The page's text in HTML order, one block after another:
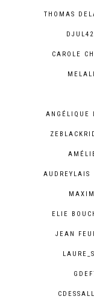
THOMAS
DJUL42
CAROLE
ANGÉLIQUE
AUDREYLAIS
ELIE
JEAN